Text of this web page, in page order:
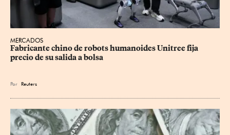
MERCADOS
Fabricante chino de robots humanoides Unitree fija
precio de su salida a bolsa
Por Reuters